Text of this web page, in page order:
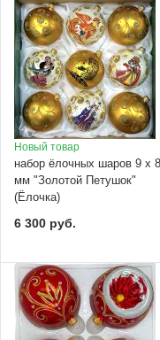
Новый товар
набор ёлочных шаров 9 х
мм "Золотой Петушок"
(Ёлочка)
6 300 руб.